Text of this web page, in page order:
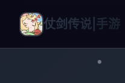
仗剑传说|手游